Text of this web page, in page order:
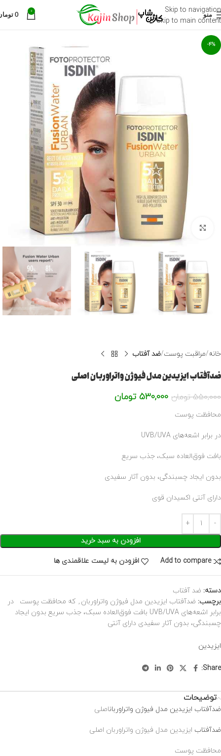
Skip to navigation
Skip to main content
منو
0
0
-4%
برای بزرگنمایی کلیک کنید
خانه مراقبت پوست ضد آفتاب
ضدآفتاب ایزیدین مدل فیوژن واتراوربان اصلی
550,000 تومان 530,000 تومان
محافظت پوست‌
در برابر اشعه‌های UVB/UVA
بافت فوق‌العاده سبک، جذب سریع
بدون ایجاد چسبندگی، بدون آثار سفیدی
دارای آنتی اکسیدان قوی
افزودن به سبد خرید
Add to compare افزودن به لیست علاقمندی ها
دسته: ضد آفتاب
برچسب: ضدآفتاب ایزیدین مدل فیوژن واتراوربان , که محافظت پوست‌ در
برابر اشعه‌های UVB/UVA بافت فوق‌العاده سبک، جذب سریع بدون ایجاد
چسبندگی، بدون آثار سفیدی دارای آنتی
ایزیدین
Share:
توضیحات
ضدآفتاب ایزیدین مدل فیوژن واتراورباناصلی
ضدآفتاب ایزیدین مدل فیوژن واتراوربان اصلی
محافظت پوست‌